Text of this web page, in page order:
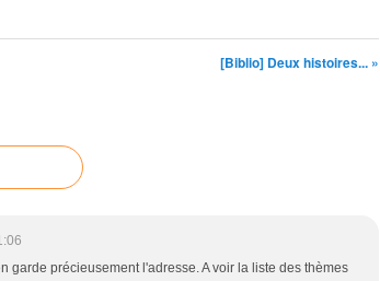
[Biblio] Deux histoires... »
garde précieusement l'adresse. A voir la liste des thèmes